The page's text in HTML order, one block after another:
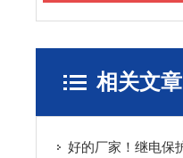
相关文章